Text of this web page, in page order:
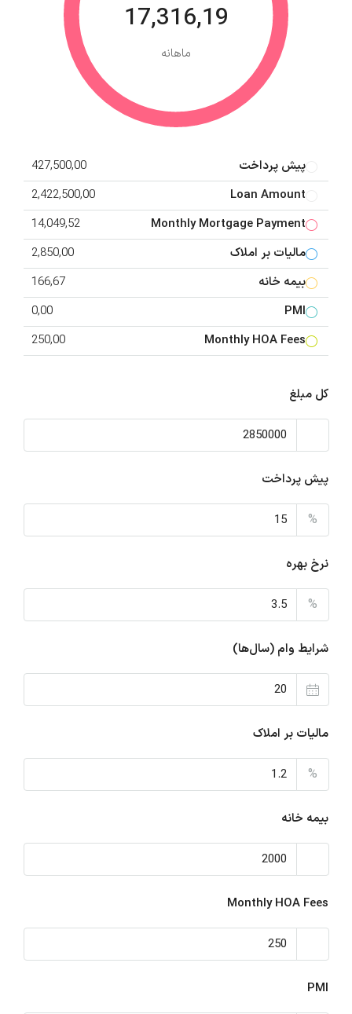
17,316,19
ماهانه
پیش پرداخت
427,500,00
Loan Amount
2,422,500,00
Monthly Mortgage Payment
14,049,52
مالیات بر املاک
2,850,00
بیمه خانه
166,67
PMI
0,00
Monthly HOA Fees
250,00
کل مبلغ
پیش پرداخت
%
نرخ بهره
%
شرایط وام (سال‌ها)
مالیات بر املاک
%
بیمه خانه
Monthly HOA Fees
PMI